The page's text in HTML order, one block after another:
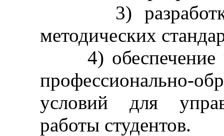
3) разработку
методических
4) обеспечение
профессионально-
условий для
работы студентов.